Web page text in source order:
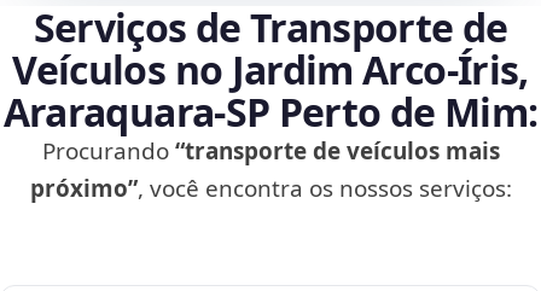
Serviços de Transporte de
Veículos no Jardim Arco‑Íris,
Araraquara‑SP Perto de Mim:
Procurando“transporte de veículos mais
próximo”, você encontra os nossos serviços: